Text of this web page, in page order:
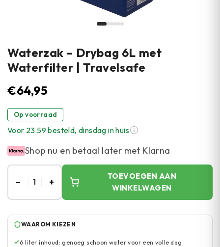
Waterzak – Drybag 6L met
Waterfilter | Travelsafe
€64,95
Op voorraad
Voor 23:59 besteld, dinsdag in huis
Shop nu en betaal later met Klarna
– 1 +
TOEVOEGEN AAN
WINKELWAGEN
WAAROM KIEZEN
6 liter inhoud: genoeg schoon water voor een volle dag